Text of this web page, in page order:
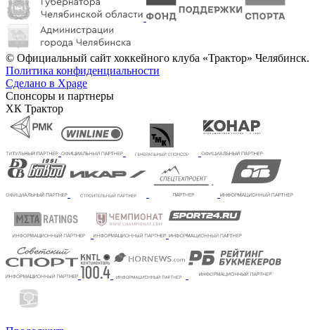
© Официальный сайт хоккейного клуба «Трактор» Челябинск.
Политика конфиденциальности
Сделано в Xpage
Спонсоры и партнеры
ХК Трактор